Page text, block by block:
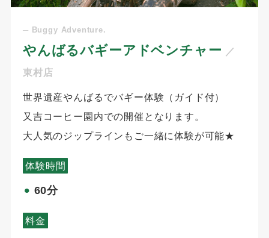
─ Buggy Adventure.
やんばるバギーアドベンチャー
／
東村店
世界遺産やんばるでバギー体験（ガイド付）
又吉コーヒー園内での開催となります。
大人気のジップラインもご一緒に体験が可能★
体験時間
⚫︎ 60分
料金